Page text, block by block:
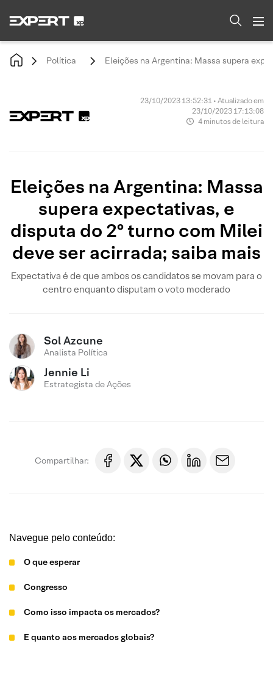
Política Eleições na Argentina: Massa supera
23/10/2023 13:52:31 • Atualizado em
23/10/2023 17:13:08
4 minutos de leitura
Eleições na Argentina: Massa
supera expectativas, e
disputa do 2º turno com Milei
deve ser acirrada; saiba mais
Expectativa é de que ambos os candidatos se movam para o
centro enquanto disputam o voto moderado
Sol Azcune
Analista Política
Jennie Li
Estrategista de Ações
Compartilhar:
Navegue pelo conteúdo:
O que esperar
Congresso
Como isso impacta os mercados?
E quanto aos mercados globais?